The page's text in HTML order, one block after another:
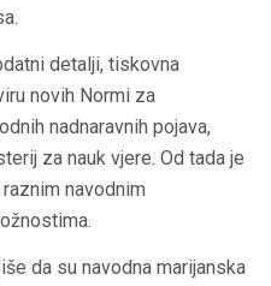
detalji, tiskovna
novih Normi ​​za
nadnaravnih pojava,
za nauk vjere. Od tada je
navodnim
da su navodna marijanska